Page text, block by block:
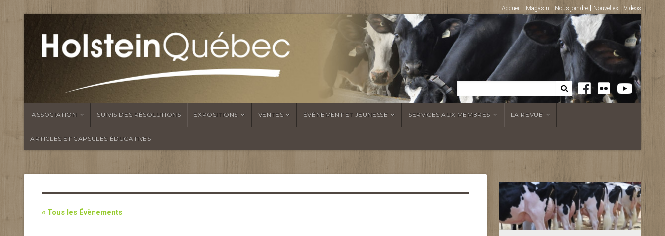
Accueil Magasin Nous joindre Nouvelles Vidéos
ASSOCIATION SUIVIS DES RÉSOLUTIONS EXPOSITIONS VENTES ÉVÉNEMENT ET JEUNESSE SERVICES AUX MEMBRES LA REVUE
ARTICLES ET CAPSULES ÉDUCATIVES
« Tous les Évènements